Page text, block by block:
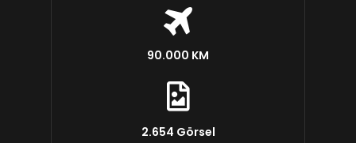
90.000 KM
2.654 Görsel